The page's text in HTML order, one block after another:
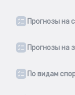
Прогнозы на
Прогнозы на
По видам